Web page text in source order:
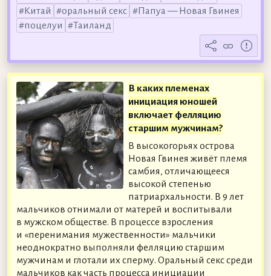
Китай
оральный секс
Папуа — Новая Гвинея
поцелуи
Таиланд
В каких племенах
инициация юношей
включает фелляцию
старшим мужчинам?
В высокогорьях острова
Новая Гвинея живёт племя
самбия, отличающееся
высокой степенью
патриархальности. В 9 лет
мальчиков отнимали от матерей и воспитывали
в мужском обществе. В процессе взросления
и «перенимания мужественности» мальчики
неоднократно выполняли фелляцию старшим
мужчинам и глотали их сперму. Оральный секс среди
мальчиков как часть процесса инициации